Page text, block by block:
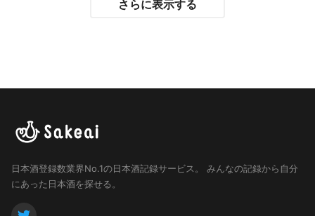
さらに表示する
日本酒登録数業界No.1の日本酒記録サービス。
みんなの記録から自分
にあった日本酒を探せる。